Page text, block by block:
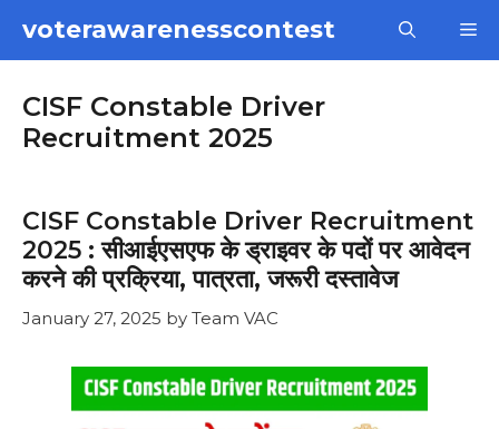
content
voterawarenesscontest
CISF Constable Driver
Recruitment 2025
CISF Constable Driver Recruitment
2025 : सीआईएसएफ के ड्राइवर के पदों पर आवेदन
करने की प्रक्रिया, पात्रता, जरूरी दस्तावेज
January 27, 2025 by Team VAC